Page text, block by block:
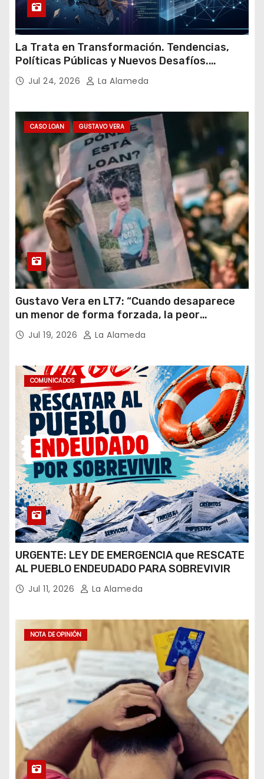
La Trata en Transformación. Tendencias,
Políticas Públicas y Nuevos Desafíos.
Argentina y el Mundo – Julio 2026
Jul 24, 2026 La Alameda
CASO LOAN GUSTAVO VERA
Gustavo Vera en LT7: “Cuando desaparece
un menor de forma forzada, la peor
hipótesis es trata, y así debe seguir
caratulado el caso Loan”
Jul 19, 2026 La Alameda
COMUNICADOS
URGENTE: LEY DE EMERGENCIA que RESCATE
AL PUEBLO ENDEUDADO PARA SOBREVIVIR
Jul 11, 2026 La Alameda
NOTA DE OPINIÓN